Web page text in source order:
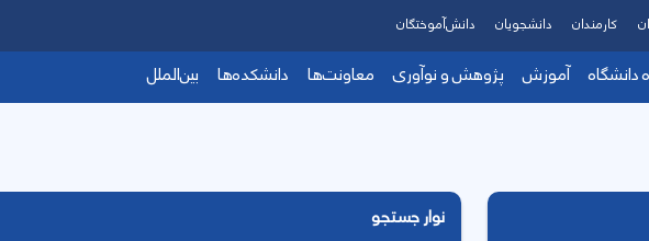
دانشگاه آموزش پژوهش و نوآوری معاونت‌ها دانشکده‌ها بین‌الملل
کارمندان دانشجویان دانش‌آموختگان
نوار جستجو